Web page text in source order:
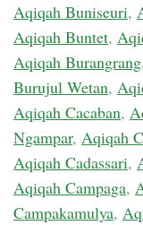
Aqiqah Buniseuri,
Aqiqah Buntet,
Aqiqah Burangrang
Burujul Wetan,
Aqiqah Cacaban,
Ngampar, Aqiqah
Aqiqah Cadassari,
Aqiqah Campaga,
Campakamulya,